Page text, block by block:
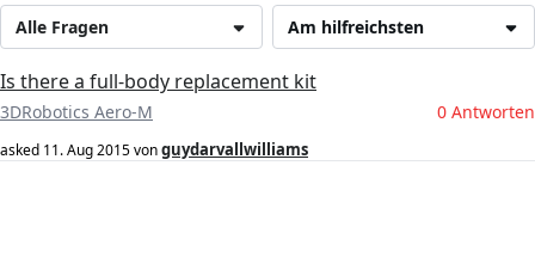
Am hilfreichsten
Alle Fragen
Is there a full-body replacement kit
3DRobotics Aero-M 0 Antworten
asked 11. Aug 2015vonguydarvallwilliams